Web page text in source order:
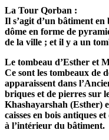
La Tour Qorban :
Il s’agit d’un bâtiment en
dôme en forme de
de la ville ; et il y a un
Le tombeau d’Esther et
Ce sont les tombeaux de
apparaissent dans
briques et de pierres sur
Khashayarshah (Esther)
caisses en bois antiques
à l’intérieur du bâtiment.